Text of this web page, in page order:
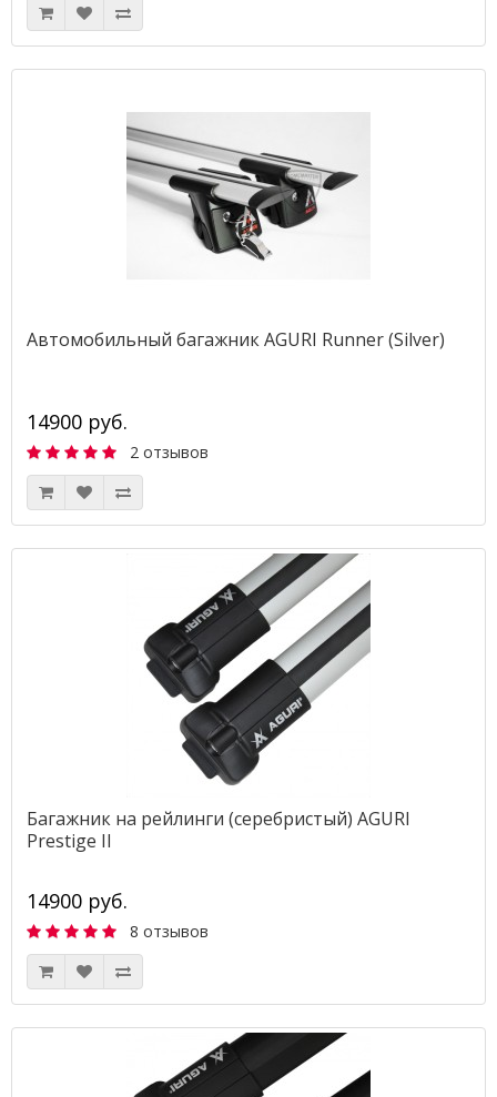
Автомобильный багажник AGURI Runner (Silver)
14900 руб.
2 отзывов
Багажник на рейлинги (серебристый) AGURI
Prestige II
14900 руб.
8 отзывов